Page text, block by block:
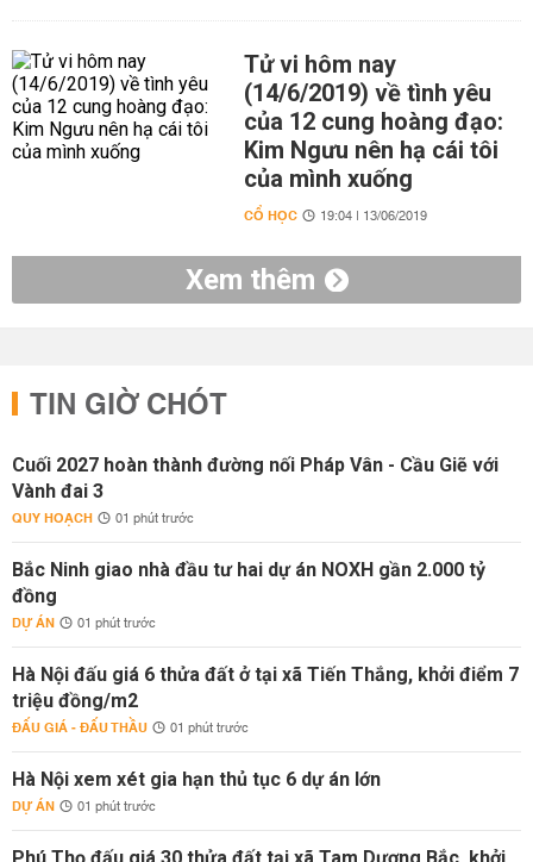
Tử vi hôm nay
(14/6/2019) về tình yêu
của 12 cung hoàng đạo:
Kim Ngưu nên hạ cái tôi
của mình xuống
CỔ HỌC 19:04 | 13/06/2019
Xem thêm
TIN GIỜ CHÓT
Cuối 2027 hoàn thành đường nối Pháp Vân - Cầu Giẽ với
Vành đai 3
QUY HOẠCH 01 phút trước
Bắc Ninh giao nhà đầu tư hai dự án NOXH gần 2.000 tỷ
đồng
DỰ ÁN 01 phút trước
Hà Nội đấu giá 6 thửa đất ở tại xã Tiến Thắng, khởi điểm 7
triệu đồng/m2
ĐẤU GIÁ - ĐẤU THẦU 01 phút trước
Hà Nội xem xét gia hạn thủ tục 6 dự án lớn
DỰ ÁN 01 phút trước